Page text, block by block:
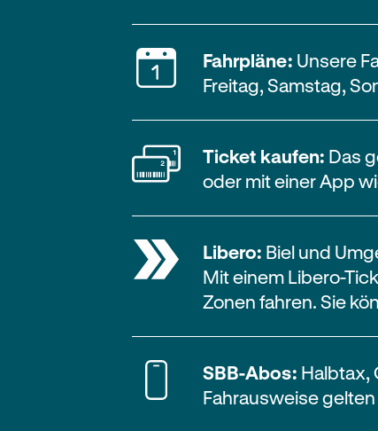
Fahrpläne: Unsere
Freitag, Samstag,
Ticket kaufen: Das
oder mit einer App
Libero: Biel und
Mit einem Libero-
Zonen fahren. Sie
SBB-Abos: Halbtax,
Fahrausweise